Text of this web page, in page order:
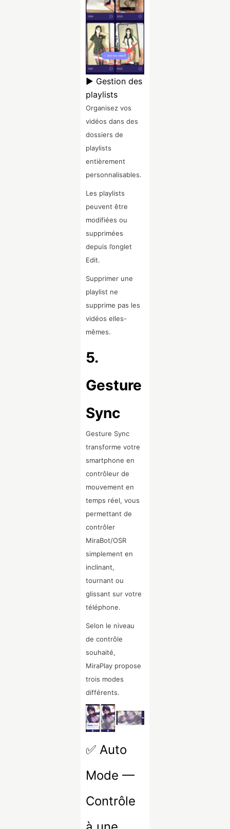
▶ Gestion des
playlists
Organisez vos
vidéos dans des
dossiers de
playlists
entièrement
personnalisables.
Les playlists
peuvent être
modifiées ou
supprimées
depuis l’onglet
Edit.
Supprimer une
playlist ne
supprime pas les
vidéos elles-
mêmes.
5.
Gesture
Sync
Gesture Sync
transforme votre
smartphone en
contrôleur de
mouvement en
temps réel, vous
permettant de
contrôler
MiraBot/OSR
simplement en
inclinant,
tournant ou
glissant sur votre
téléphone.
Selon le niveau
de contrôle
souhaité,
MiraPlay propose
trois modes
différents.
✅ Auto
Mode —
Contrôle